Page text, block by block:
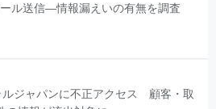
ル送信―情報漏えいの有無を調査
ルジャパンに不正アクセス 顧客・取